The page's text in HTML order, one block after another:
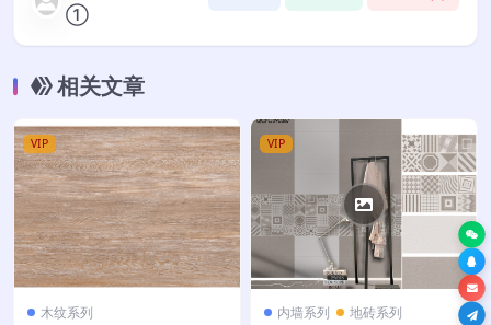
①
相关文章
VIP
木纹系列
VIP
内墙系列 地砖系列